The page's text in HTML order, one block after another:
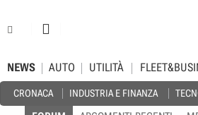
NEWS
CRONACA INDUSTRIA E FINANZA
AUTO UTILITÀ